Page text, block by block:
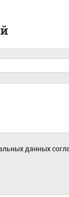
данных